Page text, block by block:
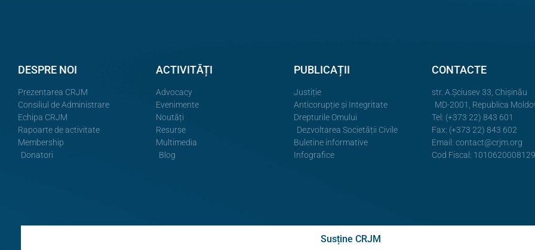
DESPRE NOI
Prezentarea CRJM
Consiliul de Administrare
Echipa CRJM
Rapoarte de activitate
Membership
Donatori
ACTIVITĂȚI
Advocacy
Evenimente
Noutăți
Resurse
Multimedia
Blog
PUBLICAȚII
Justiție
Anticorupție și Integritate
Drepturile Omului
Dezvoltarea Societății Civile
Buletine informative
Infografice
CONTACTE
str. A.Şciusev 33, Chișinău
MD-2001, Republica
Tel: (+373 22) 843 601
Fax: (+373 22) 843 602
Email: contact@crjm.org
Cod Fiscal: 1010620008129
Susține CRJM